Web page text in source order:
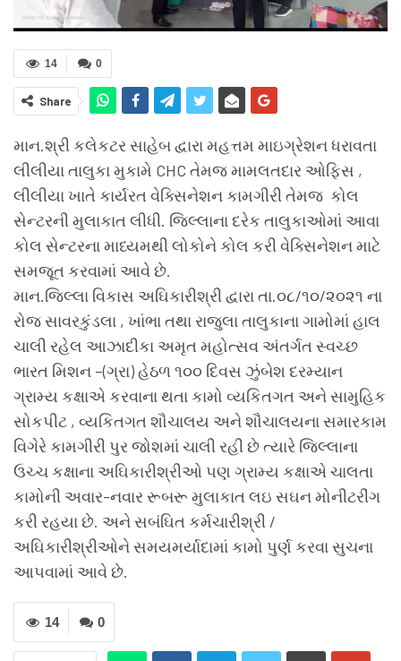
0
14
Share
માન.શ્રી કલેકટર સાહેબ દ્વારા મહત્તમ માઇગ્રેશન ધરાવતા
લીલીયા તાલુકા મુકામે CHC તેમજ મામલતદાર ઓફિસ ,
લીલીયા ખાતે કાર્યરત વેક્સિનેશન કામગીરી તેમજ કોલ
સેન્ટરની મુલાકાત લીધી. જિલ્લાના દરેક તાલુકાઓમાં આવા
કોલ સેન્ટરના માધ્યમથી લોકોને કોલ કરી વેક્સિનેશન માટે
સમજૂત કરવામાં આવે છે.
માન.જિલ્લા વિકાસ અઘિકારીશ્રી દ્વારા તા.૦૮/૧૦/૨૦૨૧ ના
રોજ સાવરકુંડલા , ખાંભા તથા રાજુલા તાલુકાના ગામોમાં હાલ
ચાલી રહેલ આઝાદીકા અમૃત મહોત્સવ અંતર્ગત સ્વચ્છ
ભારત મિશન –(ગ્રા) હેઠળ ૧૦૦ દિવસ ઝુંબેશ દરમ્યાન
ગ્રામ્ય કક્ષાએ કરવાના થતા કામો વ્યકિતગત અને સામુહિક
સોકપીટ , વ્યકિતગત શૌચાલય અને શૌચાલયના સમારકામ
વિગેરે કામગીરી પુર જોશમાં ચાલી રહી છે ત્યારે જિલ્લાના
ઉચ્ચ કક્ષાના અઘિકારીશ્રીઓ ૫ણ ગ્રામ્ય કક્ષાએ ચાલતા
કામોની અવાર-નવાર રૂબરૂ મુલાકાત લઇ સઘન મોનીટરીંગ
કરી રહયા છે. અને સબંઘિત કર્મચારીશ્રી /
અઘિકારીશ્રીઓને સમયમર્યાદામાં કામો પુર્ણ કરવા સુચના
આ૫વામાં આવે છે.
0
14